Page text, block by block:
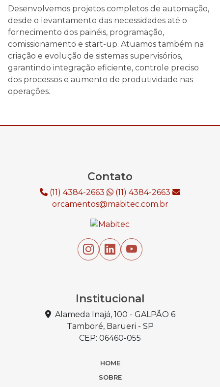
Desenvolvemos projetos completos de automação,
desde o levantamento das necessidades até o
fornecimento dos painéis, programação,
comissionamento e start-up. Atuamos também na
criação e evolução de sistemas supervisórios,
garantindo integração eficiente, controle preciso
dos processos e aumento de produtividade nas
operações.
Contato
(11) 4384-2663
(11) 4384-2663
orcamentos@mabitec.com.br
Institucional
Alameda Inajá, 100 - GALPÃO 6
Tamboré, Barueri - SP
CEP: 06460-055
HOME
SOBRE